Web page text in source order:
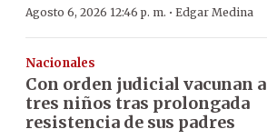
Agosto 6, 2026 12:46 p. m. · Edgar Medina
Nacionales
Con orden judicial vacunan a
tres niños tras prolongada
resistencia de sus padres